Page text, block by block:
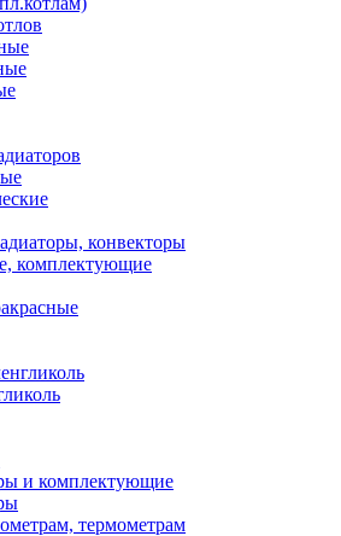
конвекторы
комплектующие
и комплектующие
термометрам